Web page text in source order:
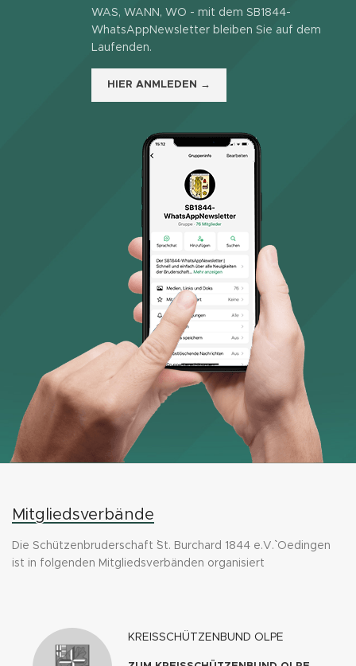
WAS, WANN, WO - mit dem SB1844-
WhatsAppNewsletter bleiben Sie auf dem
Laufenden.
HIER ANMLEDEN →
Mitgliedsverbände
Die Schützenbruderschaft ``St. Burchard 1844 e.V.`` Oedingen
ist in folgenden Mitgliedsverbänden organisiert
KREISSCHÜTZENBUND OLPE